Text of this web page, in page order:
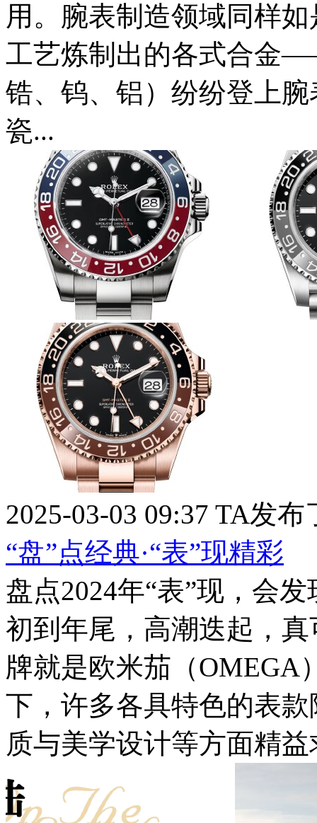
用。腕表制造领域同样
工艺炼制出的各式合金
锆、钨、铝）纷纷登上
瓷...
2025-03-03 09:37 TA发布
“盘”点经典·“表”现精彩
盘点2024年“表”现，会
初到年尾，高潮迭起，
牌就是欧米茄（OMEGA
下，许多各具特色的表
质与美学设计等方面精